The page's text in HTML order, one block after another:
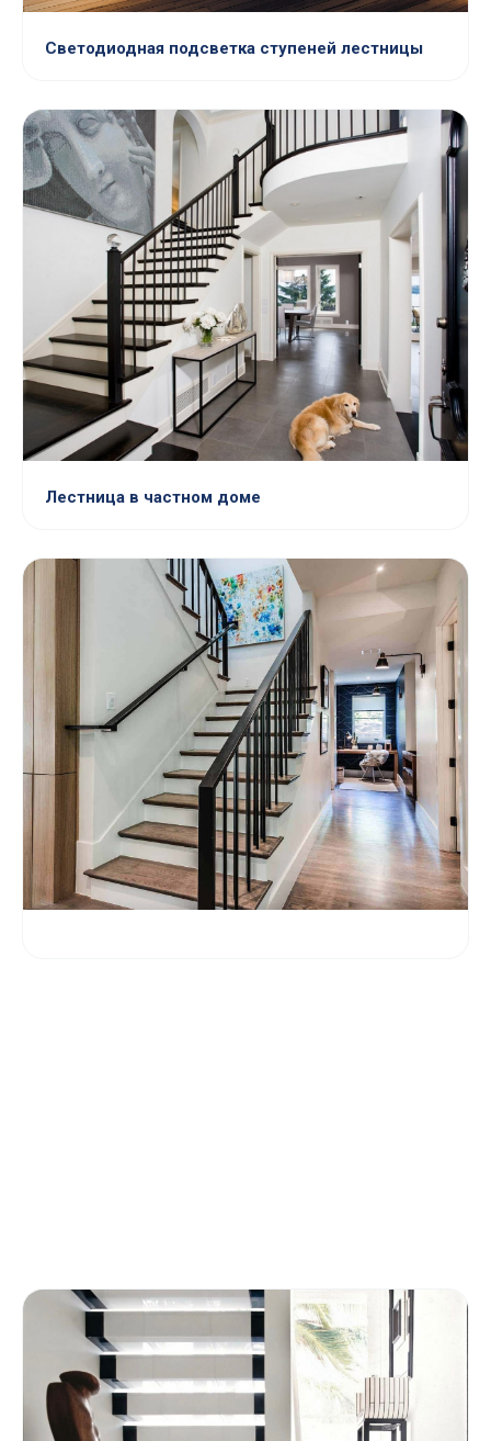
Светодиодная подсветка ступеней лестницы
Лестница в частном доме